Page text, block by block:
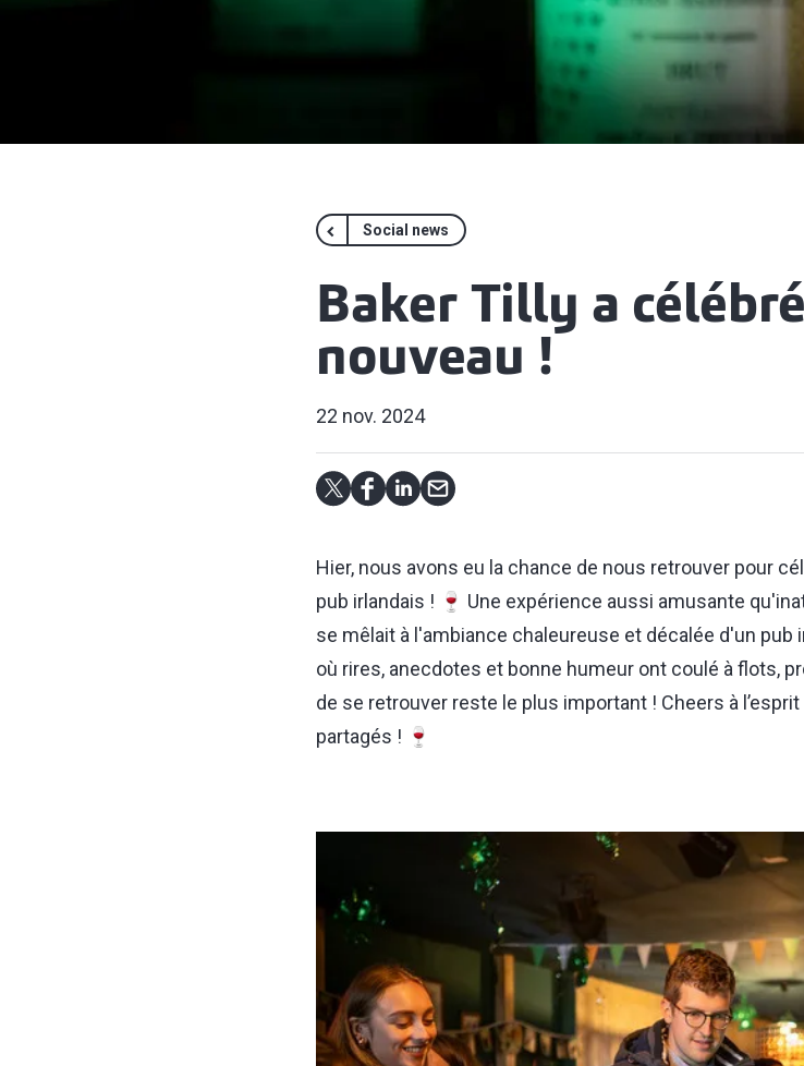
Social news
Baker Tilly a
nouveau !
22 nov. 2024
Hier, nous avons eu la chance de nous retrouver pour
pub irlandais ! 🍷 Une expérience aussi amusante
se mêlait à l'ambiance chaleureuse et décalée d'un pub
où rires, anecdotes et bonne humeur ont coulé à flots,
de se retrouver reste le plus important ! Cheers à
partagés ! 🍷